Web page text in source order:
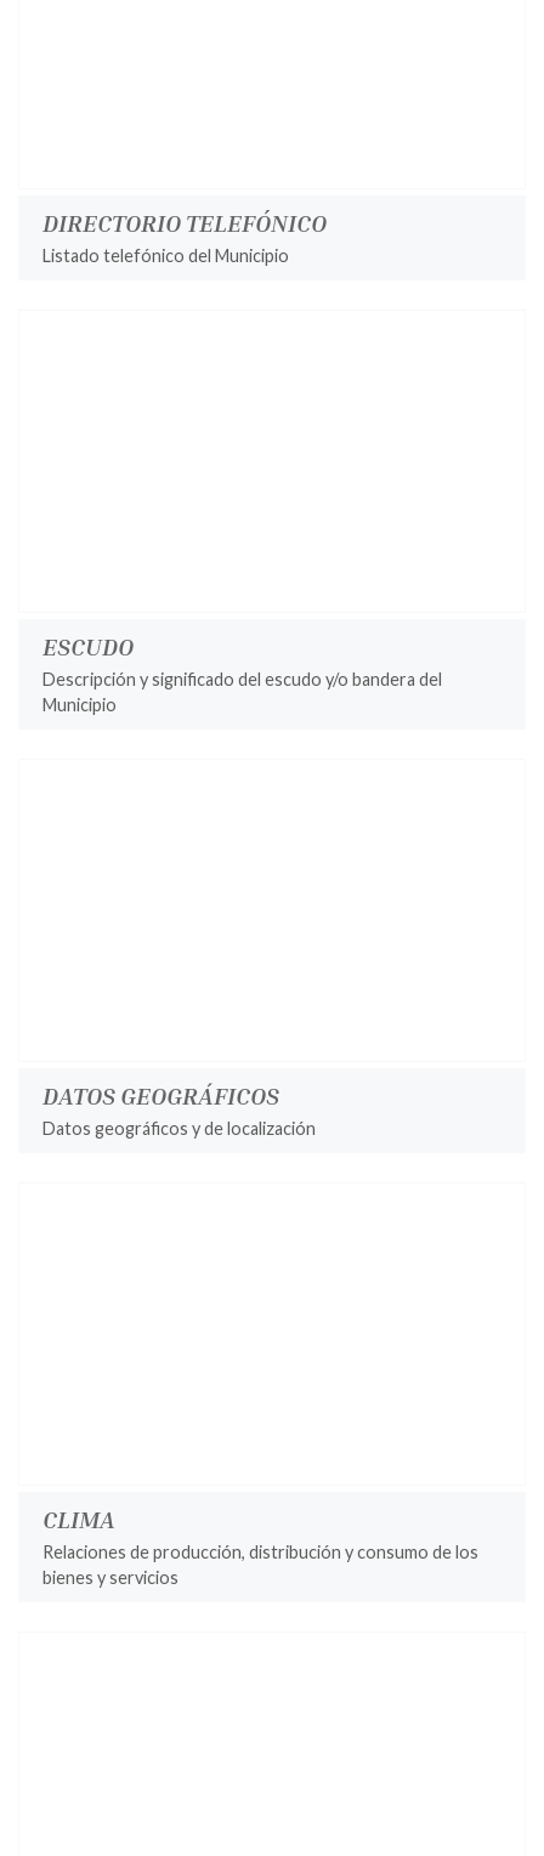
DIRECTORIO TELEFÓNICO
Listado telefónico del Municipio
ESCUDO
Descripción y significado del escudo y/o bandera del
Municipio
DATOS GEOGRÁFICOS
Datos geográficos y de localización
CLIMA
Relaciones de producción, distribución y consumo de los
bienes y servicios